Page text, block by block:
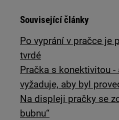
Související články
Po vyprání v pračce je
tvrdé
Pračka s konektivitou
vyžaduje, aby byl
Na displeji pračky se
bubnu“